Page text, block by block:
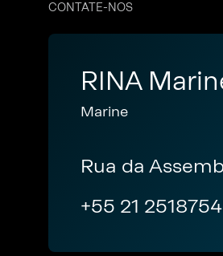
CONTATE-NOS
RINA
Marine
Rua da
+55 21